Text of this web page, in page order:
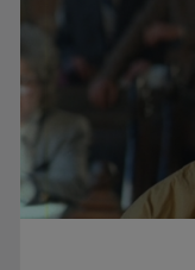
„Spune-mi”, piesa
în concursul ...